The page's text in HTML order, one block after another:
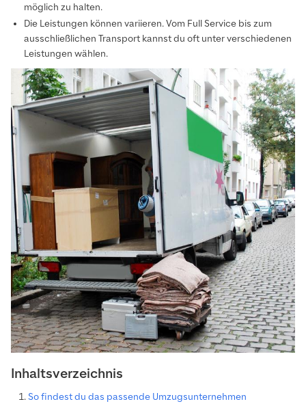
möglich zu halten.
Die Leistungen können variieren. Vom Full Service bis zum
ausschließlichen Transport kannst du oft unter verschiedenen
Leistungen wählen.
Inhaltsverzeichnis
So findest du das passende Umzugsunternehmen